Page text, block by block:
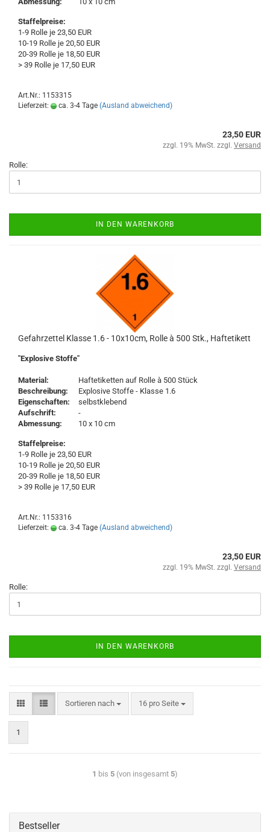
Staffelpreise:
1-9 Rolle je 23,50 EUR
10-19 Rolle je 20,50 EUR
20-39 Rolle je 18,50 EUR
> 39 Rolle je 17,50 EUR
Art.Nr.: 1153315
Lieferzeit:
ca. 3-4 Tage (Ausland abweichend)
23,50 EUR
zzgl. 19% MwSt. zzgl. Versand
Rolle:
IN DEN WARENKORB
Gefahrzettel Klasse 1.6 - 10x10cm, Rolle à 500 Stk., Haftetikett
"Explosive Stoffe"
Material:
Haftetiketten auf Rolle à 500 Stück
Beschreibung:
Explosive Stoffe - Klasse 1.6
Eigenschaften:
selbstklebend
Aufschrift:
-
Abmessung:
10 x 10 cm
Staffelpreise:
1-9 Rolle je 23,50 EUR
10-19 Rolle je 20,50 EUR
20-39 Rolle je 18,50 EUR
> 39 Rolle je 17,50 EUR
Art.Nr.: 1153316
Lieferzeit:
ca. 3-4 Tage (Ausland abweichend)
23,50 EUR
zzgl. 19% MwSt. zzgl. Versand
Rolle:
IN DEN WARENKORB
Sortieren nach 16 pro Seite
1
1 bis 5 (von insgesamt 5)
Bestseller